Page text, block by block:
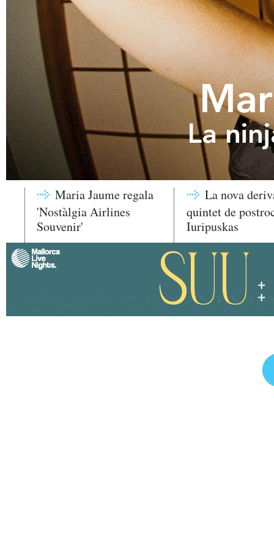
La
Maria Jaume regala
'Nostàlgia Airlines
Souvenir'
La nova
quintet de
Iuripuskas